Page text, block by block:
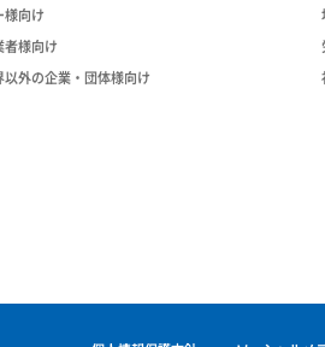
様向け
者様向け
以外の企業・団体様向け